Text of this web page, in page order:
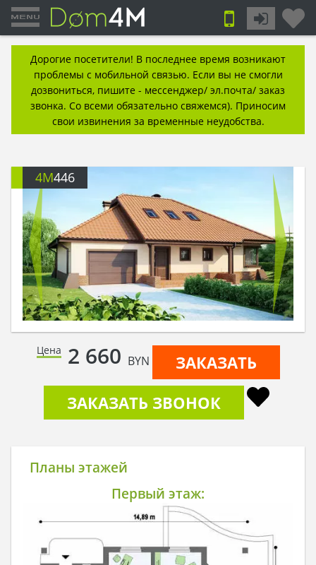
Дорогие посетители! В последнее время возникают
проблемы с мобильной связью. Если вы не смогли
дозвониться, пишите - мессенджер/ эл.почта/ заказ
звонка. Со всеми обязательно свяжемся). Приносим
свои извинения за временные неудобства.
4M446
Цена 2 660 BYN
ЗАКАЗАТЬ
ЗАКАЗАТЬ ЗВОНОК
Планы этажей
Первый этаж: